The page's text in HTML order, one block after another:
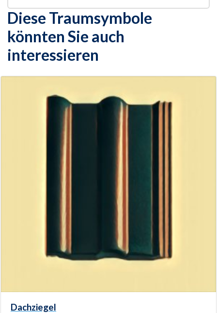
Diese Traumsymbole
könnten Sie auch
interessieren
Dachziegel